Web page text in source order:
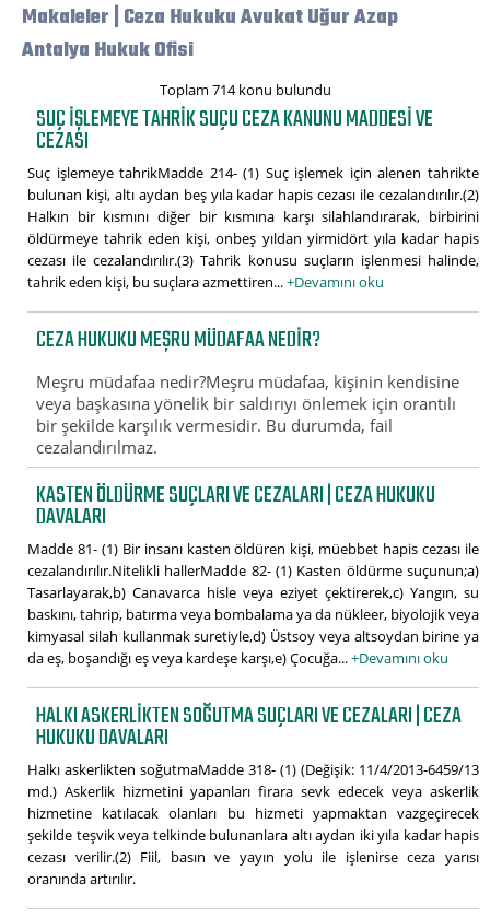
Makaleler | Ceza Hukuku Avukat Uğur Azap
Antalya Hukuk Ofisi
Toplam 714 konu bulundu
SUÇ IŞLEMEYE TAHRIK SUÇU CEZA KANUNU MADDESI VE
CEZASI
Suç işlemeye tahrikMadde 214- (1) Suç işlemek için alenen tahrikte
bulunan kişi, altı aydan beş yıla kadar hapis cezası ile cezalandırılır.(2)
Halkın bir kısmını diğer bir kısmına karşı silahlandırarak, birbirini
öldürmeye tahrik eden kişi, onbeş yıldan yirmidört yıla kadar hapis
cezası ile cezalandırılır.(3) Tahrik konusu suçların işlenmesi halinde,
tahrik eden kişi, bu suçlara azmettiren...+Devamını oku
CEZA HUKUKU MEŞRU MÜDAFAA NEDIR?
Meşru müdafaa nedir?Meşru müdafaa, kişinin kendisine
veya başkasına yönelik bir saldırıyı önlemek için orantılı
bir şekilde karşılık vermesidir. Bu durumda, fail
cezalandırılmaz.
KASTEN ÖLDÜRME SUÇLARI VE CEZALARI | CEZA HUKUKU
DAVALARI
Madde 81- (1) Bir insanı kasten öldüren kişi, müebbet hapis cezası ile
cezalandırılır.Nitelikli hallerMadde 82- (1) Kasten öldürme suçunun;a)
Tasarlayarak,b) Canavarca hisle veya eziyet çektirerek,c) Yangın, su
baskını, tahrip, batırma veya bombalama ya da nükleer, biyolojik veya
kimyasal silah kullanmak suretiyle,d) Üstsoy veya altsoydan birine ya
da eş, boşandığı eş veya kardeşe karşı,e) Çocuğa...+Devamını oku
HALKI ASKERLIKTEN SOĞUTMA SUÇLARI VE CEZALARI | CEZA
HUKUKU DAVALARI
Halkı askerlikten soğutmaMadde 318- (1) (Değişik: 11/4/2013-6459/13
md.) Askerlik hizmetini yapanları firara sevk edecek veya askerlik
hizmetine katılacak olanları bu hizmeti yapmaktan vazgeçirecek
şekilde teşvik veya telkinde bulunanlara altı aydan iki yıla kadar hapis
cezası verilir.(2) Fiil, basın ve yayın yolu ile işlenirse ceza yarısı
oranında artırılır.